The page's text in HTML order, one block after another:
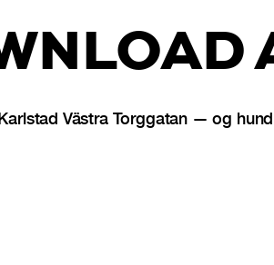
Västra Torggatan — og